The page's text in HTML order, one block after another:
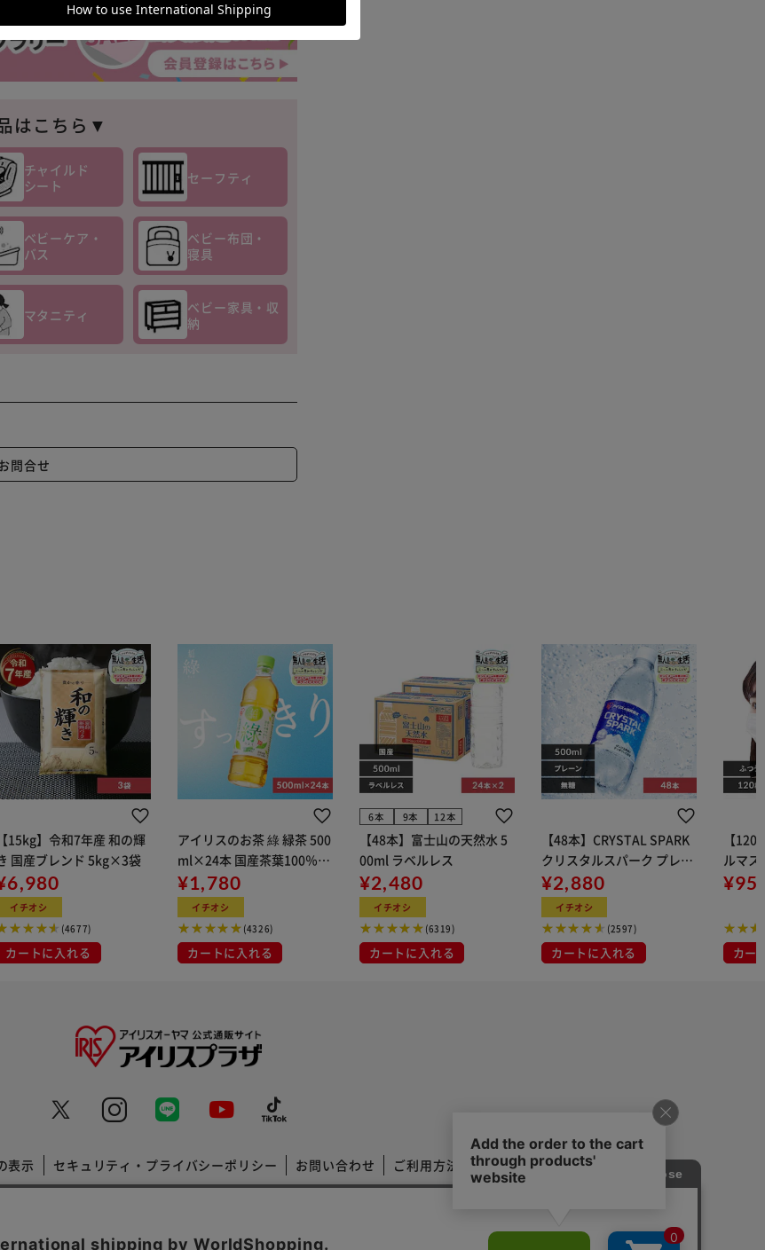
はこちら▼
チャイルド
シート
セーフティ
ベビーケア・
バス
ベビー布団・
寝具
マタニティ
ベビー家具・収
納
問合せ
【15kg】令和7年産 和の輝
国産ブレンド 5kg×3袋
イチオシ
(4677)
カートに入れる
アイリスのお茶 綠 緑茶 500
ml×24本 国産茶葉100％使
用
¥1,780
イチオシ
(4326)
カートに入れる
6本 9本 12本
【48本】富士山の天然水 5
00ml ラベルレス
¥2,480
イチオシ
(6319)
カートに入れる
【48本】CRYSTAL SPARK
クリスタルスパーク プレー
ン 500ml
¥2,880
イチオシ
(2597)
カートに入れる
【
ルマ
イト 大容量
布
カー
表示 セキュリティ・プライバシーポリシー お問い合わせ ご利用方法 ご利用規約